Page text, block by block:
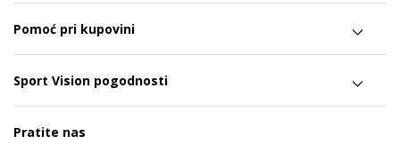
Pomoć pri kupovini
Sport Vision pogodnosti
Pratite nas